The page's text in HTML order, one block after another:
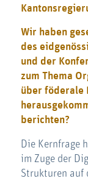
Wir haben
des
und der
zum Thema
über föderale
berichten?
Die Kernfrage
im Zuge der
Strukturen auf